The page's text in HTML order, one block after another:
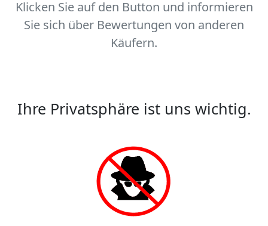
Klicken Sie auf den Button und informieren
Sie sich über Bewertungen von anderen
Käufern.
Ihre Privatsphäre ist uns wichtig.